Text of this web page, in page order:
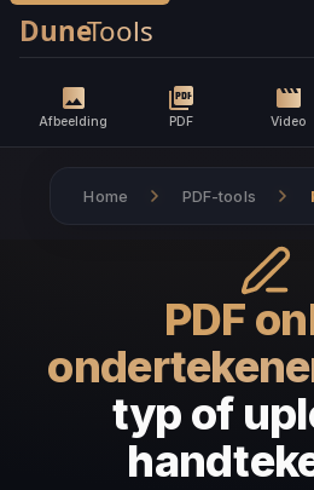
Afbeelding PDF Video
Home PDF-tools
PDF
typ of